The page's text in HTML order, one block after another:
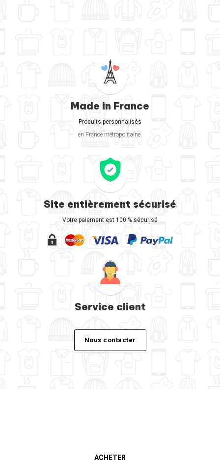
Made in France
Produits personnalisés
en France métropolitaine.
Site entièrement sécurisé
Votre paiement est 100 % sécurisé
Service client
Nous contacter
ACHETER